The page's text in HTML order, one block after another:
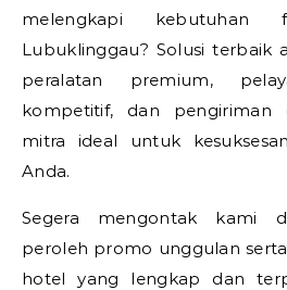
melengkapi
Lubuklinggau? Solusi terbaik
peralatan premium,
kompetitif, dan pengiriman
mitra ideal untuk
Anda.
Segera mengontak kami
peroleh promo unggulan
hotel yang lengkap dan